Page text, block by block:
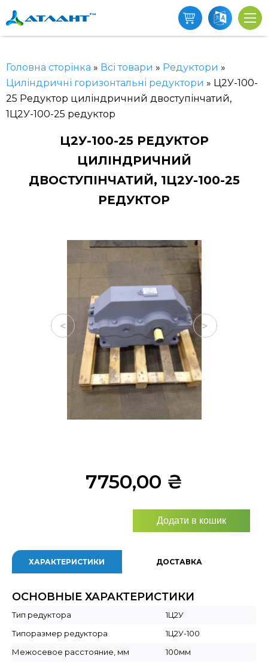
Головна сторінка » Всі товари » Редуктори »
Циліндричні горизонтальні редуктори » Ц2У-100-
25 Редуктор циліндричний двоступінчатий,
1Ц2У-100-25 редуктор
Ц2У-100-25 РЕДУКТОР
ЦИЛІНДРИЧНИЙ
ДВОСТУПІНЧАТИЙ, 1Ц2У-100-25
РЕДУКТОР
< >
7750,00 ₴
Додати в кошик
ХАРАКТЕРИСТИКИ ДОСТАВКА
ОСНОВНЫЕ ХАРАКТЕРИСТИКИ
Тип редуктора
1Ц2У
Типоразмер редуктора
1Ц2У-100
Межосевое расстояние, мм
100мм